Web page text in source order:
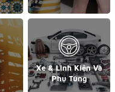
Xe & Linh Kiện Và
Phụ Tùng